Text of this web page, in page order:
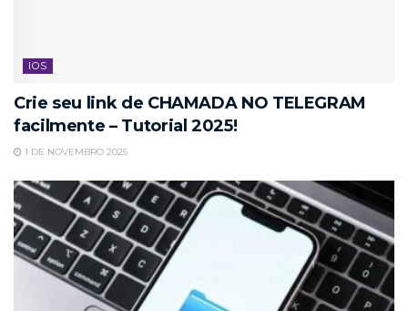
IOS
Crie seu link de CHAMADA NO TELEGRAM
facilmente – Tutorial 2025!
1 DE NOVEMBRO 2025